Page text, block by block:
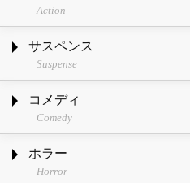
Action
サスペンス
Suspense
コメディ
Comedy
ホラー
Horror